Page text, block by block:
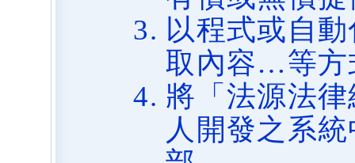
以程式或自
取內容…等方
將「法源法
人開發之系